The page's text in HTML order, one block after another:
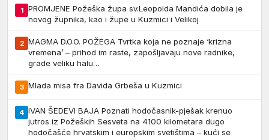
1
PROMJENE Požeška župa sv.Leopolda Mandića dobila je
novog župnika, kao i župe u Kuzmici i Velikoj
2 MAGMA D.O.O. POŽEGA Tvrtka koja ne poznaje ‘krizna
vremena’ – prihod im raste, zapošljavaju nove radnike,
grade veliku halu…
3 Mlada misa fra Davida Grbeša u Kuzmici
4 IVAN ŠEDEVI BAJA Poznati hodočasnik-pješak krenuo
jutros iz Požeških Sesveta na 4100 kilometara dugo
hodočašće hrvatskim i europskim svetištima – kući se